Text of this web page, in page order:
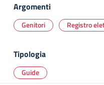
Argomenti
Genitori Registro
Tipologia
Guide